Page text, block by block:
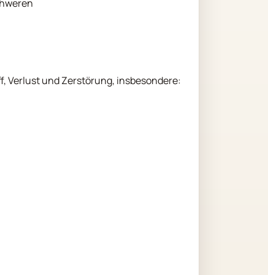
Verlust und Zerstörung, insbesondere: